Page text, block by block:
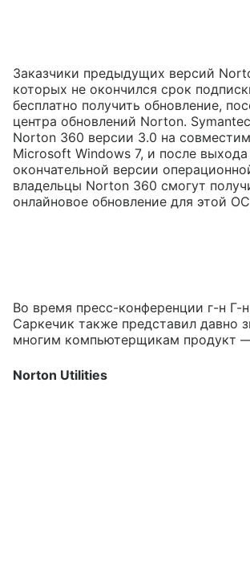
Заказчики предыдущих версий
которых не окончился срок
бесплатно получить обновление,
центра обновлений Norton.
Norton 360 версии 3.0 на
Microsoft Windows 7, и после выхода
окончательной версии
владельцы Norton 360 смогут
онлайновое обновление для этой
Во время пресс-конференции г-н Г-
Саркечик также представил давно
многим компьютерщикам продукт
Norton Utilities